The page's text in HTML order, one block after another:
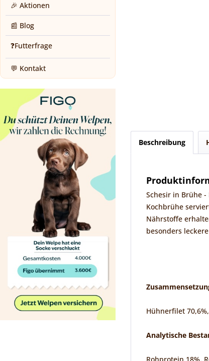
🎉 Aktionen
📰 Blog
❓Futterfrage
💬 Kontakt
Beschreibung
Schesir in Brühe
Kochbrühe
Nährstoffe
besonders
Hühnerfilet
Analytische
Rohprotein 18%,